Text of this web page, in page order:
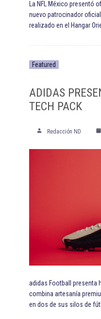
La NFL México presentó
nuevo patrocinador
realizado en el Hangar
Featured
ADIDAS
TECH PACK
Redacción ND
adidas Football presenta
combina artesanía
en dos de sus silos de